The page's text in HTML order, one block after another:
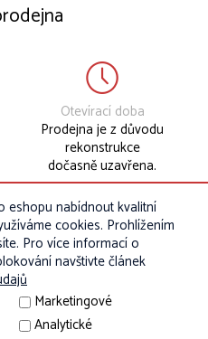
Otevírací doba
Prodejna je z důvodu
rekonstrukce
dočasně uzavřena.
eshopu nabídnout kvalitní
cookies. Prohlížením
Pro více informací o
navštivte článek
Marketingové
Analytické